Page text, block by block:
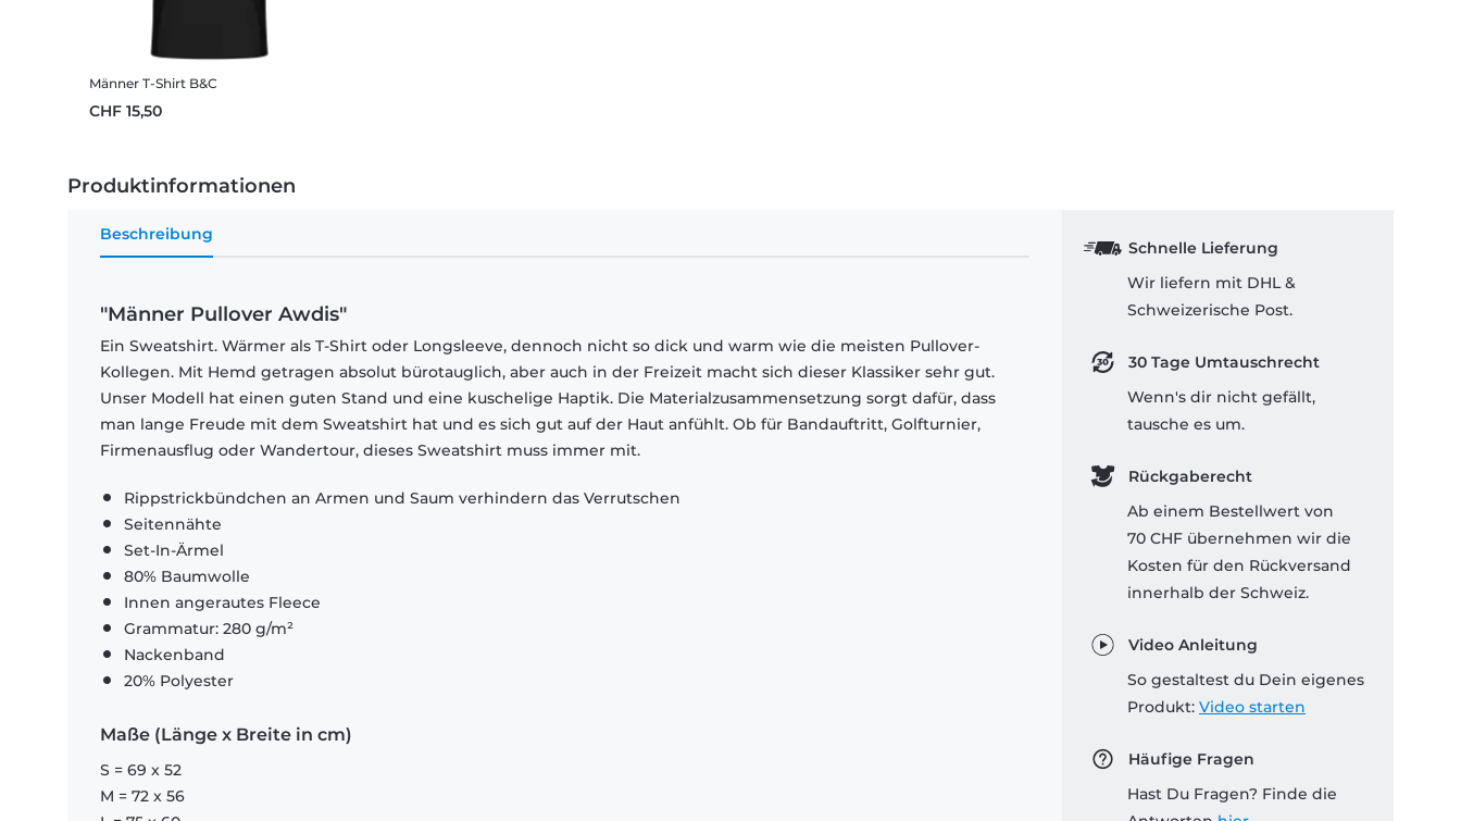
Männer T-Shirt B&C
CHF 15,50
Produktinformationen
Beschreibung
"Männer Pullover Awdis"
Ein Sweatshirt. Wärmer als T-Shirt oder Longsleeve, dennoch nicht so dick und warm wie die meisten Pullover-
Kollegen. Mit Hemd getragen absolut bürotauglich, aber auch in der Freizeit macht sich dieser Klassiker sehr gut.
Unser Modell hat einen guten Stand und eine kuschelige Haptik. Die Materialzusammensetzung sorgt dafür, dass
man lange Freude mit dem Sweatshirt hat und es sich gut auf der Haut anfühlt. Ob für Bandauftritt, Golfturnier,
Firmenausflug oder Wandertour, dieses Sweatshirt muss immer mit.
Rippstrickbündchen an Armen und Saum verhindern das Verrutschen
Seitennähte
Set-In-Ärmel
80% Baumwolle
Innen angerautes Fleece
Grammatur: 280 g/m²
Nackenband
20% Polyester
Maße (Länge x Breite in cm)
S = 69 x 52
M = 72 x 56
Schnelle Lieferung
Wir liefern mit DHL &
Schweizerische Post.
30 Tage Umtauschrecht
Wenn's dir nicht gefällt,
tausche es um.
Rückgaberecht
Ab einem Bestellwert von
70 CHF übernehmen wir die
Kosten für den Rückversand
innerhalb der Schweiz.
Video Anleitung
So gestaltest du Dein eigenes
Produkt: Video starten
Häufige Fragen
Hast Du Fragen? Finde die